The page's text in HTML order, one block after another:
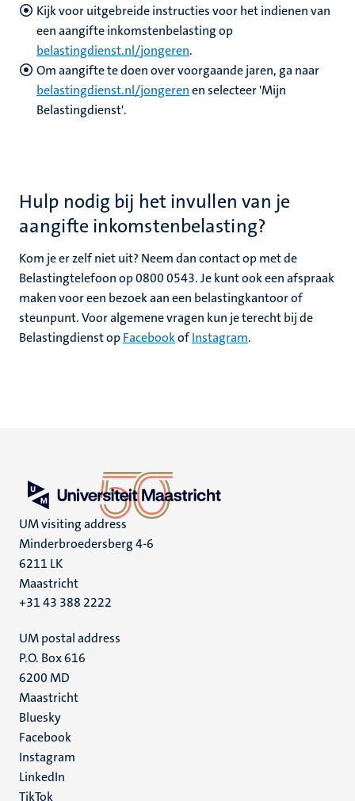
Kijk voor uitgebreide instructies voor het indienen van
een aangifte inkomstenbelasting op
belastingdienst.nl/jongeren.
Om aangifte te doen over voorgaande jaren, ga naar
belastingdienst.nl/jongerenen selecteer 'Mijn
Belastingdienst'.
Hulp nodig bij het invullen van je
aangifte inkomstenbelasting?
Kom je er zelf niet uit? Neem dan contact op met de
Belastingtelefoon op 0800 0543. Je kunt ook een afspraak
maken voor een bezoek aan een belastingkantoor of
steunpunt. Voor algemene vragen kun je terecht bij de
Belastingdienst opFacebookofInstagram.
UM visiting address
Minderbroedersberg 4-6
6211 LK
Maastricht
+31 43 388 2222
UM postal address
P.O. Box 616
6200 MD
Maastricht
Social
media
Bluesky
Facebook
Instagram
LinkedIn
TikTok